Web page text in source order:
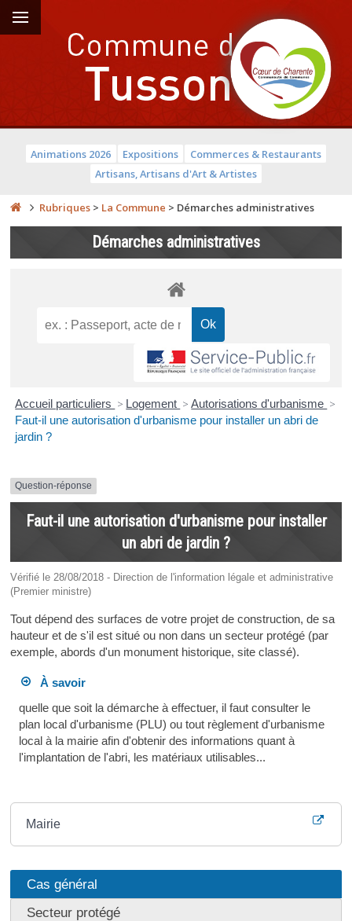
Animations 2026 Expositions
Commerces & Restaurants
Artisans, Artisans d'Art & Artistes
Rubriques > La Commune > Démarches administratives
Démarches administratives
Accueil particuliers > Logement > Autorisations d'urbanisme >
Faut-il une autorisation d'urbanisme pour installer un abri de
jardin ?
Question-réponse
Faut-il une autorisation d'urbanisme pour installer
un abri de jardin ?
Vérifié le 28/08/2018 - Direction de l'information légale et administrative
(Premier ministre)
Tout dépend des surfaces de votre projet de construction, de sa
hauteur et de s'il est situé ou non dans un secteur protégé (par
exemple, abords d'un monument historique, site classé).
À savoir
quelle que soit la démarche à effectuer, il faut consulter le
plan local d'urbanisme (PLU) ou tout règlement d'urbanisme
local à la mairie afin d'obtenir des informations quant à
l'implantation de l'abri, les matériaux utilisables...
Mairie
Cas général
Secteur protégé